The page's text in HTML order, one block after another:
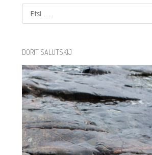
Etsi
DORIT SALUTSKIJ